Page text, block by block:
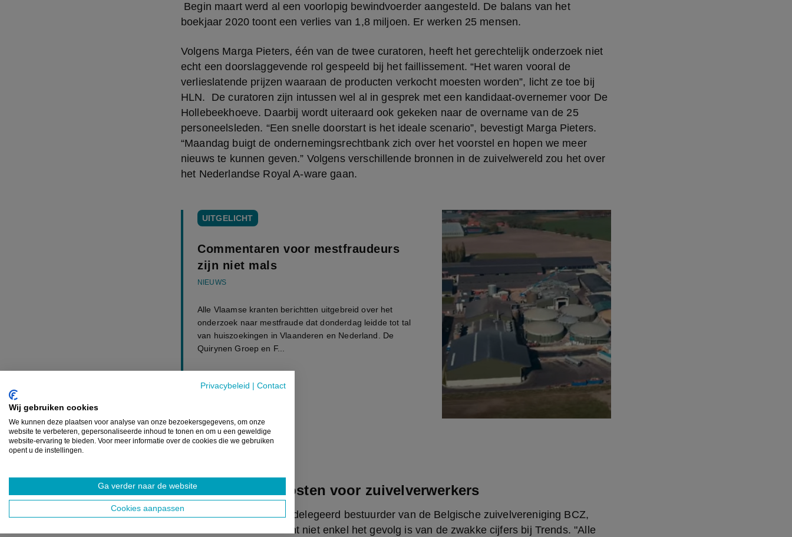
Privacybeleid Contact
Wij gebruiken cookies
We kunnen deze plaatsen voor analyse van onze bezoekersgegevens, om onze
website te verbeteren, gepersonaliseerde inhoud te tonen en om u een geweldige
website-ervaring te bieden. Voor meer informatie over de cookies die we gebruiken
opent u de instellingen.
Ga verder naar de website
Cookies aanpassen
Begin maart werd al een voorlopig bewindvoerder aangesteld. De balans van het
boekjaar 2020 toont een verlies van 1,8 miljoen. Er werken 25 mensen.
Volgens Marga Pieters, één van de twee curatoren, heeft het gerechtelijk onderzoek niet
echt een doorslaggevende rol gespeeld bij het faillissement. “Het waren vooral de
verlieslatende prijzen waaraan de producten verkocht moesten worden”, licht ze toe bij
HLN.  De curatoren zijn intussen wel al in gesprek met een kandidaat-overnemer voor De
Hollebeekhoeve. Daarbij wordt uiteraard ook gekeken naar de overname van de 25
personeelsleden. “Een snelle doorstart is het ideale scenario”, bevestigt Marga Pieters.
“Maandag buigt de ondernemingsrechtbank zich over het voorstel en hopen we meer
nieuws te kunnen geven.” Volgens verschillende bronnen in de zuivelwereld zou het over
het Nederlandse Royal A-ware gaan.
UITGELICHT
Commentaren voor mestfraudeurs
zijn niet mals
NIEUWS
Alle Vlaamse kranten berichtten uitgebreid over het
onderzoek naar mestfraude dat donderdag leidde tot tal
van huiszoekingen in Vlaanderen en Nederland. De
Quirynen Groep en F...
Exploderende kosten voor zuivelverwerkers
Renaat Debergh, de gedelegeerd bestuurder van de Belgische zuivelvereniging BCZ,
stelt dat het faillissement niet enkel het gevolg is van de zwakke cijfers bij Trends. "Alle